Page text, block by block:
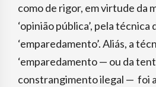
como de rigor, em virtude da
‘opinião pública’, pela técnica
‘emparedamento’. Aliás, a
‘emparedamento — ou da
constrangimento ilegal — foi